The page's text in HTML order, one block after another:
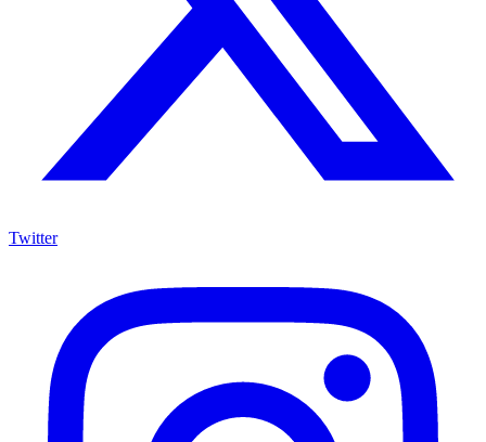
Twitter